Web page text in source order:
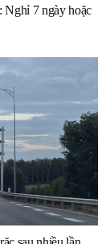
Nghỉ 7 ngày hoặc